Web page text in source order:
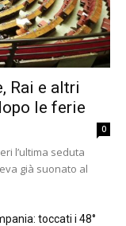
Rai e altri
le ferie
0
l’ultima seduta
già suonato al
toccati i 48°